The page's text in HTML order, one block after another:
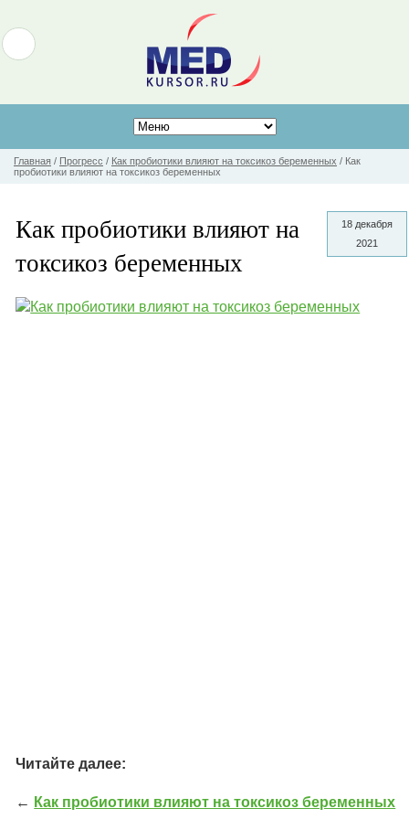
Главная / Прогресс / Как пробиотики влияют на токсикоз беременных / Как
пробиотики влияют на токсикоз беременных
18 декабря
2021
Как пробиотики влияют на
токсикоз беременных
Читайте далее:
← Как пробиотики влияют на токсикоз беременных